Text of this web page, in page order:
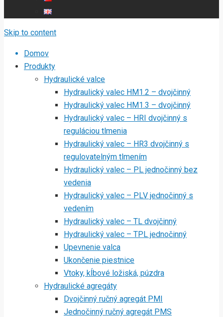
Skip to content
Domov
Produkty
Hydraulické valce
Hydraulický valec HM1.2 – dvojčinný
Hydraulický valec HM1.3 – dvojčinný
Hydraulický valec – HRI dvojčinný s
reguláciou tlmenia
Hydraulický valec – HR3 dvojčinný s
regulovatelným tlmením
Hydraulický valec – PL jednočinný bez
vedenia
Hydraulický valec – PLV jednočinný s
vedením
Hydraulický valec – TL dvojčinný
Hydraulický valec – TPL jednočinný
Upevnenie valca
Ukončenie piestnice
Vtoky, kĺbové ložiská, púzdra
Hydraulické agregáty
Dvojčinný ručný agregát PMI
Jednočinný ručný agregát PMS